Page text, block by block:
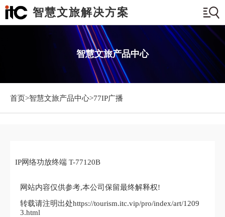
智慧文旅解决方案
智慧文旅产品中心
首页>智慧文旅产品中心>77IP广播
IP网络功放终端 T-77120B
网站内容仅供参考,本公司保留最终解释权!
转载请注明出处https://tourism.itc.vip/pro/index/art/1209
3.html